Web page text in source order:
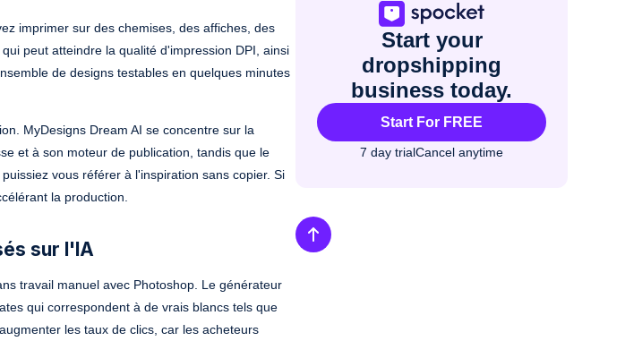
imprimer sur des chemises, des affiches, des
peut atteindre la qualité d'impression DPI, ainsi
de designs testables en quelques minutes
MyDesigns Dream AI se concentre sur la
et à son moteur de publication, tandis que le
vous référer à l'inspiration sans copier. Si
la production.
sur l'IA
travail manuel avec Photoshop. Le générateur
qui correspondent à de vrais blancs tels que
les taux de clics, car les acheteurs
Start your
dropshipping
business today.
Start For FREE
7 day trialCancel anytime